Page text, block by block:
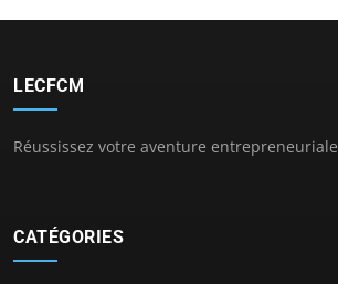
LECFCM
Réussissez votre aventure entrepreneuriale
CATÉGORIES